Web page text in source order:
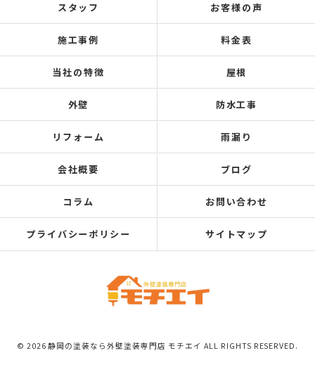
スタッフ お客様の声
施工事例 料金表
当社の特徴 屋根
外壁 防水工事
リフォーム 雨漏り
会社概要 ブログ
コラム お問い合わせ
プライバシーポリシー サイトマップ
© 2026 静岡の塗装なら外壁塗装専門店 モチエイ ALL RIGHTS RESERVED.